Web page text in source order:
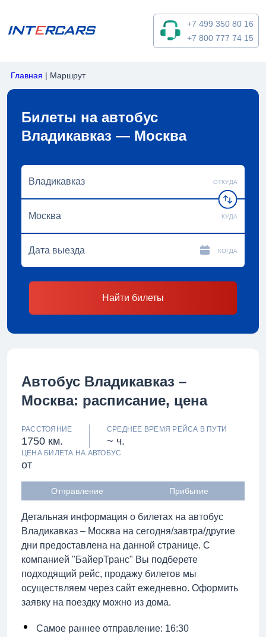
+7 499 350 80 16
+7 800 777 74 15
Главная | Маршрут
Билеты на автобус
Владикавказ — Москва
ОТКУДА
КУДА
КОГДА
Найти билеты
Автобус Владикавказ –
Москва: расписание, цена
РАССТОЯНИЕ
1750 км.
СРЕДНЕЕ ВРЕМЯ РЕЙСА В ПУТИ
~ ч.
ЦЕНА БИЛЕТА НА АВТОБУС
от
Отправление Прибытие
Детальная информация о билетах на автобус
Владикавказ – Москва на сегодня/завтра/другие
дни предоставлена на данной странице. С
компанией "БайерТранс" Вы подберете
подходящий рейс, продажу билетов мы
осуществляем через сайт ежедневно. Оформить
заявку на поездку можно из дома.
Самое раннее отправление: 16:30